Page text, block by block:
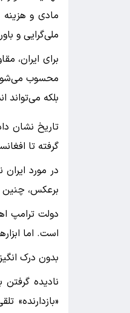
مادی و هزینه‌
ملی‌گرایی و
برای ایران،
محسوب
بلکه می‌تواند
تاریخ نشان
گرفته تا
در مورد
برعکس، چنین
دولت ترامپ
است. اما
بدون درک
نادیده